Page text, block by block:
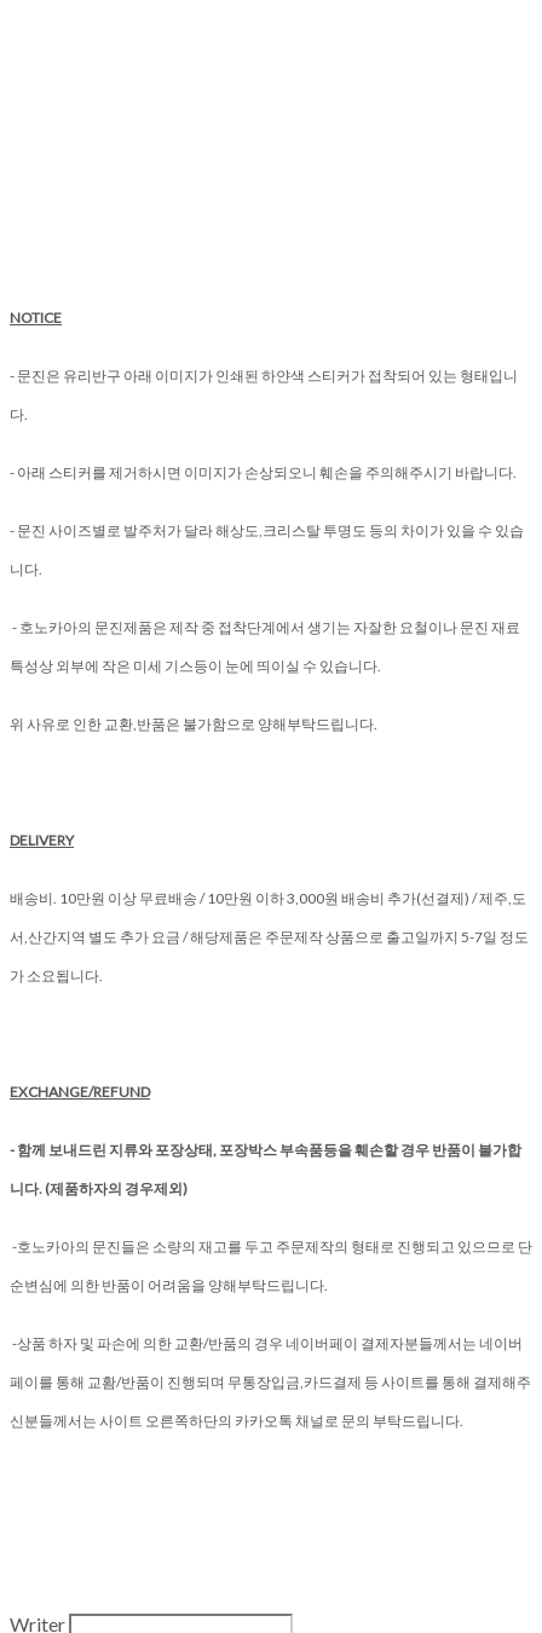
NOTICE
- 문진은 유리반구 아래 이미지가 인쇄된 하얀색 스티커가 접착되어 있는 형태입니
다.
- 아래 스티커를 제거하시면 이미지가 손상되오니 훼손을 주의해주시기 바랍니다.
- 문진 사이즈별로 발주처가 달라 해상도,크리스탈 투명도 등의 차이가 있을 수 있습
니다.
- 호노카아의 문진제품은 제작 중 접착단계에서 생기는 자잘한 요철이나 문진 재료
특성상 외부에 작은 미세 기스등이 눈에 띄이실 수 있습니다.
위 사유로 인한 교환,반품은 불가함으로 양해부탁드립니다.
DELIVERY
배송비. 10만원 이상 무료배송 / 10만원 이하 3,000원 배송비 추가(선결제) / 제주,도
서,산간지역 별도 추가 요금 / 해당제품은 주문제작 상품으로 출고일까지 5-7일 정도
가 소요됩니다.
EXCHANGE/REFUND
- 함께 보내드린 지류와 포장상태, 포장박스 부속품등을 훼손할 경우 반품이 불가합
니다. (제품하자의 경우제외)
-호노카아의 문진들은 소량의 재고를 두고 주문제작의 형태로 진행되고 있으므로 단
순변심에 의한 반품이 어려움을 양해부탁드립니다.
-상품 하자 및 파손에 의한 교환/반품의 경우 네이버페이 결제자분들께서는 네이버
페이를 통해 교홤/반품이 진행되며 무통장입금,카드결제 등 사이트를 통해 결제해주
신분들께서는 사이트 오른쪽하단의 카카오톡 채널로 문의 부탁드립니다.
Writer